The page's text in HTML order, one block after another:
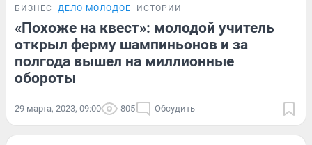
БИЗНЕС ДЕЛО МОЛОДОЕ ИСТОРИИ
«Похоже на квест»: молодой учитель
открыл ферму шампиньонов и за
полгода вышел на миллионные
обороты
29 марта, 2023, 09:00 805 Обсудить